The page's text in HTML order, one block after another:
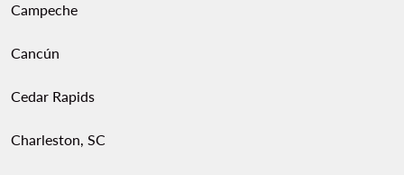
Campeche
Cancún
Cedar Rapids
Charleston, SC